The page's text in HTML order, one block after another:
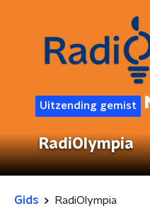
Uitzending gemist
RadiOlympia
Gids RadiOlympia